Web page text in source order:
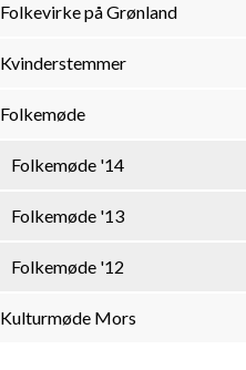
Folkevirke på Grønland
Kvinderstemmer
Folkemøde
Folkemøde '14
Folkemøde '13
Folkemøde '12
Kulturmøde Mors